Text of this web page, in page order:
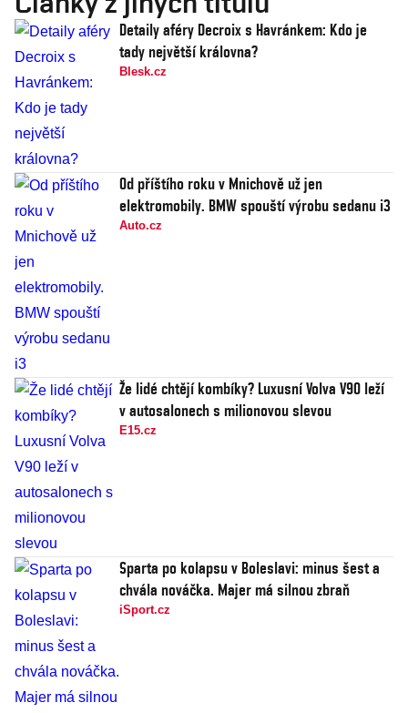
Detaily aféry Decroix s Havránkem: Kdo je
tady největší královna?
Blesk.cz
Od příštího roku v Mnichově už jen
elektromobily. BMW spouští výrobu sedanu i3
Auto.cz
Že lidé chtějí kombíky? Luxusní Volva V90 leží
v autosalonech s milionovou slevou
E15.cz
Sparta po kolapsu v Boleslavi: minus šest a
chvála nováčka. Majer má silnou zbraň
iSport.cz